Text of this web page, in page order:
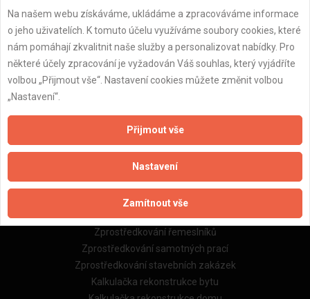
Důležité informace
Naše firmy a řemeslníci
Zpracování a ochrana osobních údajů
Reference
Naše excelové tabulky online
Naše služby
Zprostředkování řemeslníků
Zprostředkování samotných prací
Zprostředkování stavebních zakázek
Kalkulačka rekonstrukce bytu
Na našem webu získáváme, ukládáme a zpracováváme informace
o jeho uživatelích. K tomuto účelu využíváme soubory cookies, které
nám pomáhají zkvalitnit naše služby a personalizovat nabídky. Pro
některé účely zpracování je vyžadován Váš souhlas, který vyjádříte
volbou „Přijmout vše“. Nastavení cookies můžete změnit volbou
„Nastavení“.
Přijmout vše
Nastavení
Zamítnout vše